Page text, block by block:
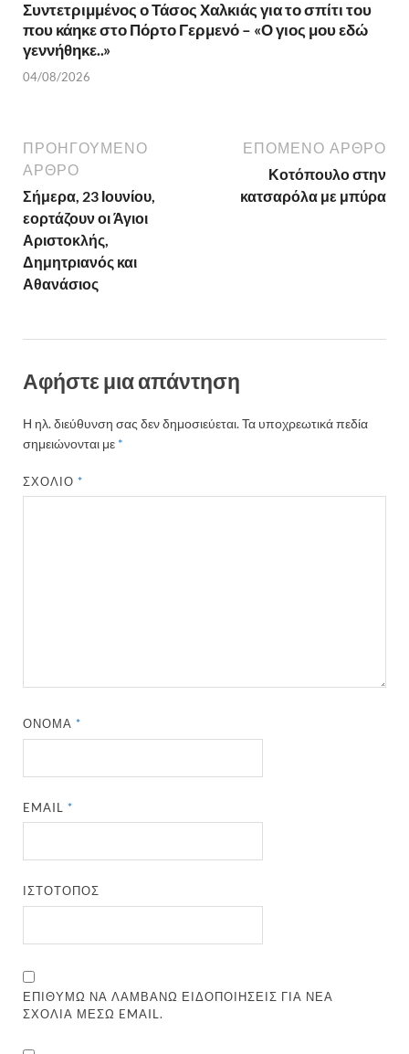
Συντετριμμένος ο Τάσος Χαλκιάς για το σπίτι του
που κάηκε στο Πόρτο Γερμενό – «Ο γιος μου εδώ
γεννήθηκε..»
04/08/2026
ΠΡΟΗΓΟΎΜΕΝΟ
ΆΡΘΡΟ
Σήμερα, 23 Ιουνίου,
εορτάζουν οι Άγιοι
Αριστοκλής,
Δημητριανός και
Αθανάσιος
ΕΠΌΜΕΝΟ ΆΡΘΡΟ
Κοτόπουλο στην
κατσαρόλα με μπύρα
Αφήστε μια απάντηση
Η ηλ. διεύθυνση σας δεν δημοσιεύεται.Τα υποχρεωτικά πεδία
σημειώνονται με *
ΣΧΌΛΙΟ*
ΌΝΟΜΑ*
EMAIL*
ΙΣΤΌΤΟΠΟΣ
ΕΠΙΘΥΜΏ ΝΑ ΛΑΜΒΆΝΩ ΕΙΔΟΠΟΙΉΣΕΙΣ ΓΙΑ ΝΈΑ
ΣΧΌΛΙΑ ΜΈΣΩ EMAIL.